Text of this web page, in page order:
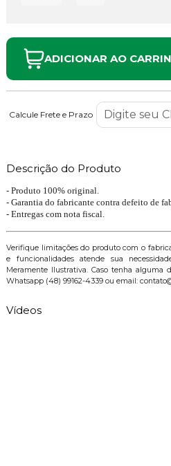
ADICIONAR AO
Calcule Frete e Prazo
Descrição do Produto
- Produto 100% original.
- Garantia do fabricante contra defeito de
- Entregas com nota fiscal.
Verifique limitações do produto com o
e funcionalidades atende sua
Meramente Ilustrativa. Caso tenha alguma
Whatsapp (48) 99162-4339 ou email:
Vídeos